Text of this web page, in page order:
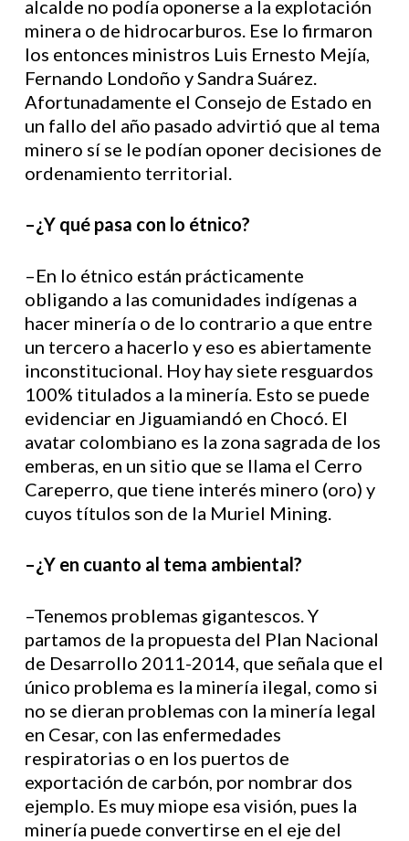
alcalde no podía oponerse a la explotación
minera o de hidrocarburos. Ese lo firmaron
los entonces ministros Luis Ernesto Mejía,
Fernando Londoño y Sandra Suárez.
Afortunadamente el Consejo de Estado en
un fallo del año pasado advirtió que al tema
minero sí se le podían oponer decisiones de
ordenamiento territorial.
–¿Y qué pasa con lo étnico?
–En lo étnico están prácticamente
obligando a las comunidades indígenas a
hacer minería o de lo contrario a que entre
un tercero a hacerlo y eso es abiertamente
inconstitucional. Hoy hay siete resguardos
100% titulados a la minería. Esto se puede
evidenciar en Jiguamiandó en Chocó. El
avatar colombiano es la zona sagrada de los
emberas, en un sitio que se llama el Cerro
Careperro, que tiene interés minero (oro) y
cuyos títulos son de la Muriel Mining.
–¿Y en cuanto al tema ambiental?
–Tenemos problemas gigantescos. Y
partamos de la propuesta del Plan Nacional
de Desarrollo 2011-2014, que señala que el
único problema es la minería ilegal, como si
no se dieran problemas con la minería legal
en Cesar, con las enfermedades
respiratorias o en los puertos de
exportación de carbón, por nombrar dos
ejemplo. Es muy miope esa visión, pues la
minería puede convertirse en el eje del